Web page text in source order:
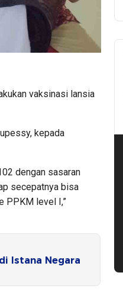
vaksinasi lansia
kepada
dengan sasaran
secepatnya bisa
PPKM level I,”
Istana Negara